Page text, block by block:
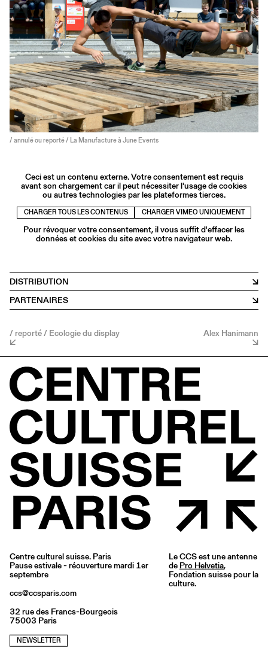
/ annulé ou reporté / La Manufacture à June Events
Ceci est un contenu externe. Votre consentement est requis
avant son chargement car il peut nécessiter l'usage de cookies
ou autres technologies par les plateformes tierces.
CHARGER TOUS LES CONTENUS CHARGER VIMEO UNIQUEMENT
Pour révoquer votre consentement, il vous suffit d'effacer les
données et cookies du site avec votre navigateur web.
DISTRIBUTION
PARTENAIRES
/ reporté / Ecologie du display Alex Hanimann
Centre culturel suisse. Paris
Pause estivale - réouverture mardi 1er
septembre
ccs@ccsparis.com
32 rue des Francs-Bourgeois
75003 Paris
NEWSLETTER
Le CCS est une antenne
de Pro Helvetia,
Fondation suisse pour la
culture.